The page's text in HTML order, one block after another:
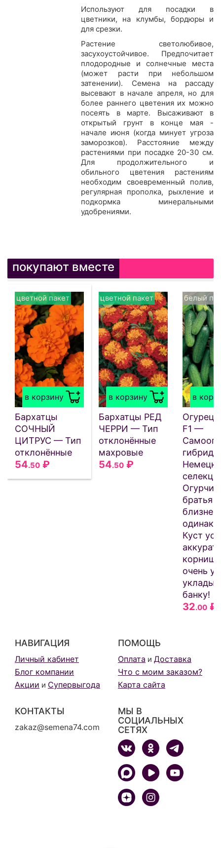
Используют для посадки в
цветники, на клумбы, бордюры и
для срезки.
Растение светолюбивое,
засухоустойчивое. Предпочитает
плодородные и солнечные места
(может расти при небольшом
затенении). Семена на рассаду
высевают в начале апреля, но для
более раннего цветения их можно
посеять в марте. Высаживают в
открытый грунт в конце мая -
начале июня (когда минует угроза
заморозков). Расстояние между
растениями при посадке 20-30 см.
Для продолжительного и
обильного цветения растениям
необходим своевременный полив,
регулярная прополка, рыхление и
подкормка минеральными
удобрениями.
покупают вместе
в корзину
цветной пакет
Бархатцы
СОЧНЫЙ
ЦИТРУС — Тип
отклонённые
54.50 ₽
в корзину
цветной пакет
Бархатцы РЕД
ЧЕРРИ — Тип
отклонённые
махровые
54.50 ₽
в
белый
Огурец
F1 —
гибрид
братья
Куст
очень
банку!
32.00 ₽
НАВИГАЦИЯ
Личный кабинет
Блог компании
Акции и Супервыгода
ПОМОЩЬ
Оплата и Доставка
Что с моим заказом?
Карта сайта
КОНТАКТЫ
zakaz@semena74.com
МЫ В
СОЦИАЛЬНЫХ
СЕТЯХ